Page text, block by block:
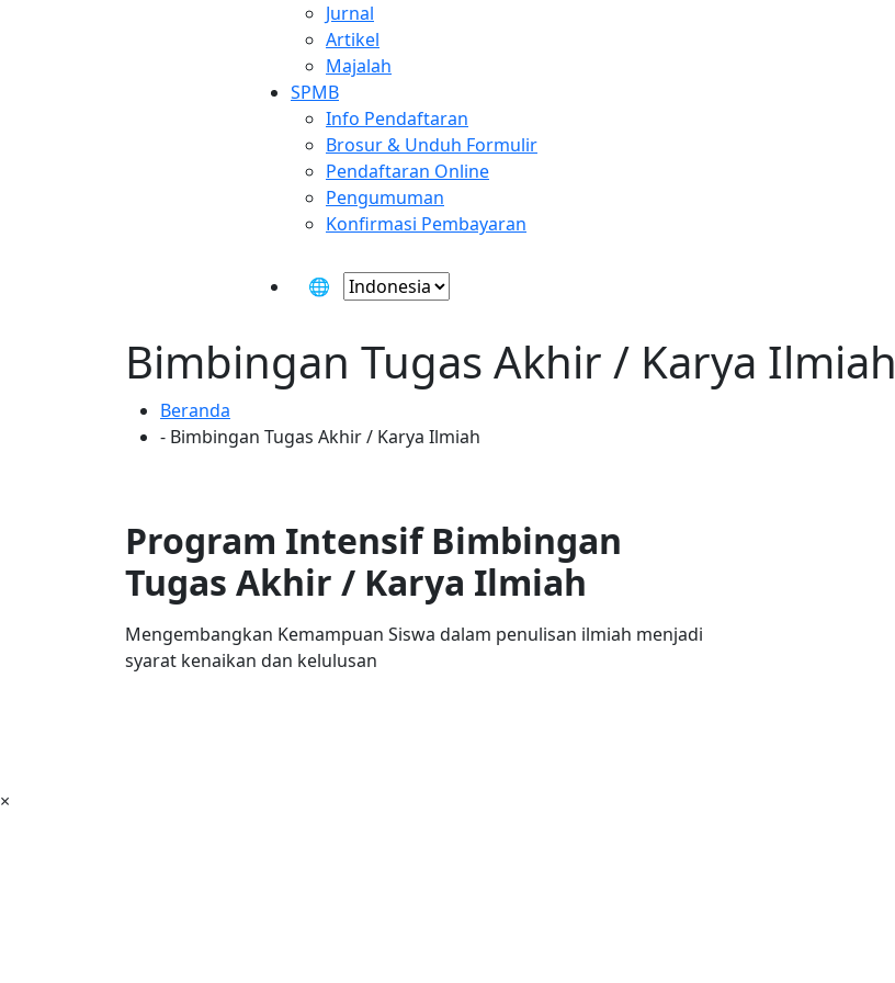
Jurnal
Artikel
Majalah
SPMB
Info Pendaftaran
Brosur & Unduh Formulir
Pendaftaran Online
Pengumuman
Konfirmasi Pembayaran
🌐
Bimbingan Tugas Akhir / Karya Ilmiah
Beranda
- Bimbingan Tugas Akhir / Karya Ilmiah
Program Intensif Bimbingan
Tugas Akhir / Karya Ilmiah
Mengembangkan Kemampuan Siswa dalam penulisan ilmiah menjadi
syarat kenaikan dan kelulusan
×